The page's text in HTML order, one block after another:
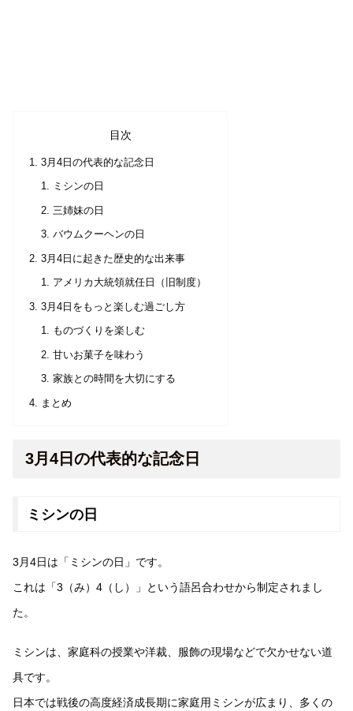
目次
3月4日の代表的な記念日
ミシンの日
三姉妹の日
バウムクーヘンの日
3月4日に起きた歴史的な出来事
アメリカ大統領就任日（旧制度）
3月4日をもっと楽しむ過ごし方
ものづくりを楽しむ
甘いお菓子を味わう
家族との時間を大切にする
まとめ
3月4日の代表的な記念日
ミシンの日
3月4日は「ミシンの日」です。
これは「3（み）4（し）」という語呂合わせから制定されまし
た。
ミシンは、家庭科の授業や洋裁、服飾の現場などで欠かせない道
具です。
日本では戦後の高度経済成長期に家庭用ミシンが広まり、多くの